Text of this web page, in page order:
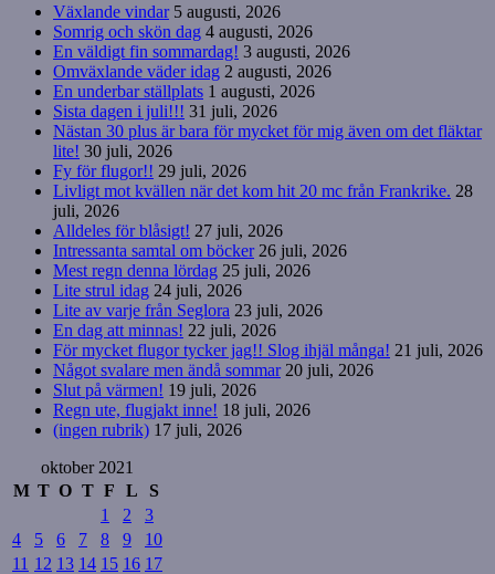
Växlande vindar 5 augusti, 2026
Somrig och skön dag 4 augusti, 2026
En väldigt fin sommardag! 3 augusti, 2026
Omväxlande väder idag 2 augusti, 2026
En underbar ställplats 1 augusti, 2026
Sista dagen i juli!!! 31 juli, 2026
Nästan 30 plus är bara för mycket för mig även om det fläktar
lite! 30 juli, 2026
Fy för flugor!! 29 juli, 2026
Livligt mot kvällen när det kom hit 20 mc från Frankrike. 28
juli, 2026
Alldeles för blåsigt! 27 juli, 2026
Intressanta samtal om böcker 26 juli, 2026
Mest regn denna lördag 25 juli, 2026
Lite strul idag 24 juli, 2026
Lite av varje från Seglora 23 juli, 2026
En dag att minnas! 22 juli, 2026
För mycket flugor tycker jag!! Slog ihjäl många! 21 juli, 2026
Något svalare men ändå sommar 20 juli, 2026
Slut på värmen! 19 juli, 2026
Regn ute, flugjakt inne! 18 juli, 2026
(ingen rubrik) 17 juli, 2026
oktober 2021
M T O T F L
S
1
2
3
4
5 6 7 8 9
10
11 12 13 14 15 16 17